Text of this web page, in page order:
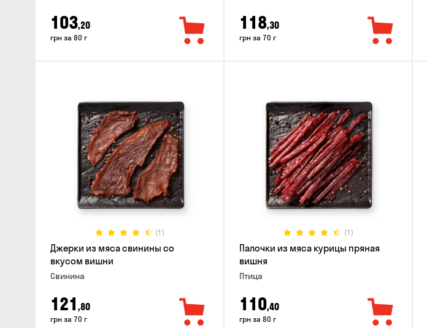
103,20
грн за 80 г
118,30
грн за 70 г
(1)
Джерки из мяса свинины со
вкусом вишни
Свинина
121 ,80
грн за 70 г
(1)
Палочки из мяса курицы пряная
вишня
Птица
110,40
грн за 80 г